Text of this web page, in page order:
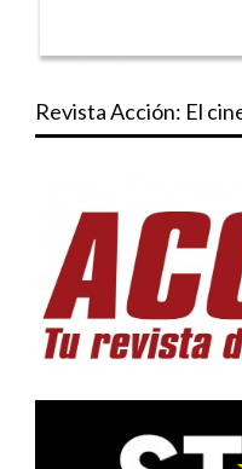
Revista Acción: El